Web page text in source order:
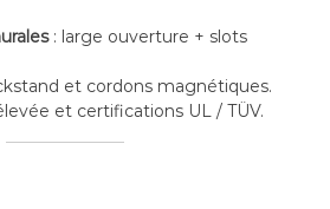
: large ouverture + slots
et cordons magnétiques.
et certifications UL / TÜV.